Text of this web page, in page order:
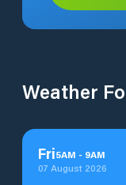
Weather
Fri5AM - 9AM
07 August 2026